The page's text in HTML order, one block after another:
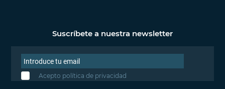
Suscríbete a nuestra newsletter
Acepto política de privacidad